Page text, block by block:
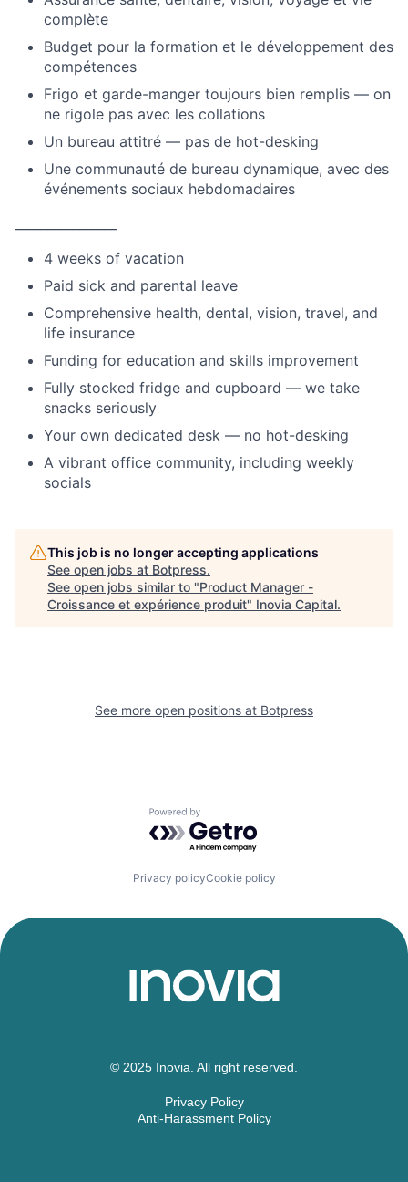
complète
Budget pour la formation et le développement des
compétences
Frigo et garde-manger toujours bien remplis — on
ne rigole pas avec les collations
Un bureau attitré — pas de hot-desking
Une communauté de bureau dynamique, avec des
événements sociaux hebdomadaires
4 weeks of vacation
Paid sick and parental leave
Comprehensive health, dental, vision, travel, and
life insurance
Funding for education and skills improvement
Fully stocked fridge and cupboard — we take
snacks seriously
Your own dedicated desk — no hot-desking
A vibrant office community, including weekly
socials
This job is no longer accepting applications
See open jobs at Botpress.
See open jobs similar to "Product Manager -
Croissance et expérience produit" Inovia Capital.
See more open positions at Botpress
Powered by Getro.com
Privacy policyCookie policy
© 2025 Inovia. All right reserved.
Privacy Policy
Anti-Harassment Policy